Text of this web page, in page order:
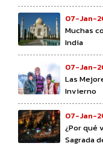
07-Jan-
Muchas
India
07-Jan-
Las
Invierno
07-Jan-
¿Por qué
Sagrada